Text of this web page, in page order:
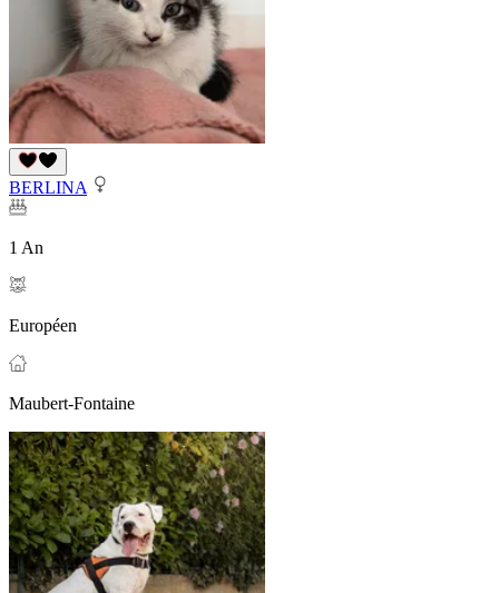
BERLINA
1 An
Européen
Maubert-Fontaine